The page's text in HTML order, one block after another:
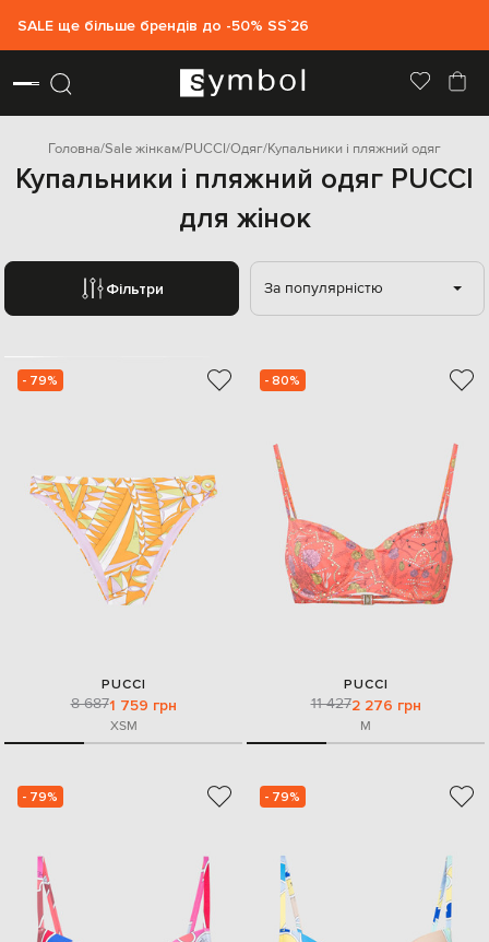
SALE ще більше брендів до -50% SS`26
Головна Sale жінкам PUCCI Одяг Купальники і пляжний одяг
Купальники і пляжний одяг PUCCI
для жінок
Фільтри За популярністю
- 79%
PUCCI
8 6871 759 грн
XSM
- 80%
PUCCI
11 4272 276 грн
M
- 79% - 79%